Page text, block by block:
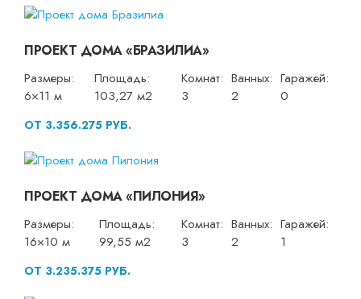
ПРОЕКТ ДОМА «БРАЗИЛИА»
Размеры:
6×11 м
Площадь:
103,27 м2
Комнат:
3
Ванных:
2
Гаражей:
0
ОТ 3.356.275 РУБ.
ПРОЕКТ ДОМА «ПИЛОНИЯ»
Размеры:
16×10 м
Площадь:
99,55 м2
Комнат:
3
Ванных:
2
Гаражей:
1
ОТ 3.235.375 РУБ.